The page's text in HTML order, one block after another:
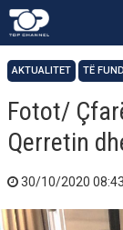
AKTUALITET TË
Fotot/
Qerretin
30/10/2020 08:43